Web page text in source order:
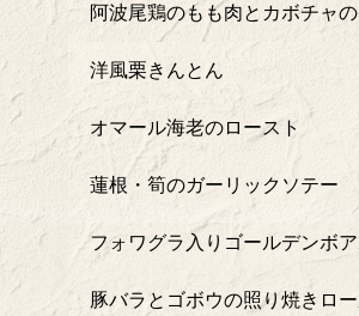
阿波尾鶏のもも肉とカボチャ
洋風栗きんとん
オマール海老のロースト
蓮根・筍のガーリックソテー
フォワグラ入りゴールデンボ
豚バラとゴボウの照り焼きロ